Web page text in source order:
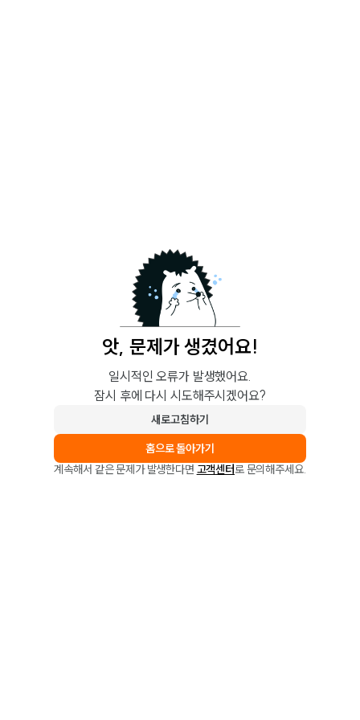
앗, 문제가 생겼어요!
일시적인 오류가 발생했어요.
잠시 후에 다시 시도해주시겠어요?
새로고침하기
홈으로 돌아가기
계속해서 같은 문제가 발생한다면 고객센터로 문의해주세요.